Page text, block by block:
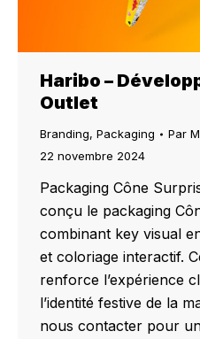
Haribo –
Outlet
Branding, Packaging Par
22 novembre 2024
Packaging Cône
conçu le packaging
combinant key visual
et coloriage interactif.
renforce l’expérience
l’identité festive de la
nous contacter pour